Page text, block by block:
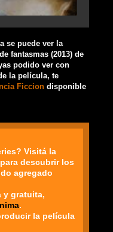
se puede ver la
fantasmas (2013) de
podido ver con
la película, te
Ficcion disponible
Visitá la
para descubrir los
agregado
y gratuita,
.
la película